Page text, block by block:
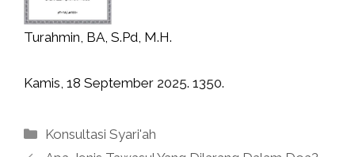
Turahmin, BA, S.Pd, M.H.
Kamis, 18 September 2025. 1350.
Kategori
Konsultasi Syari'ah